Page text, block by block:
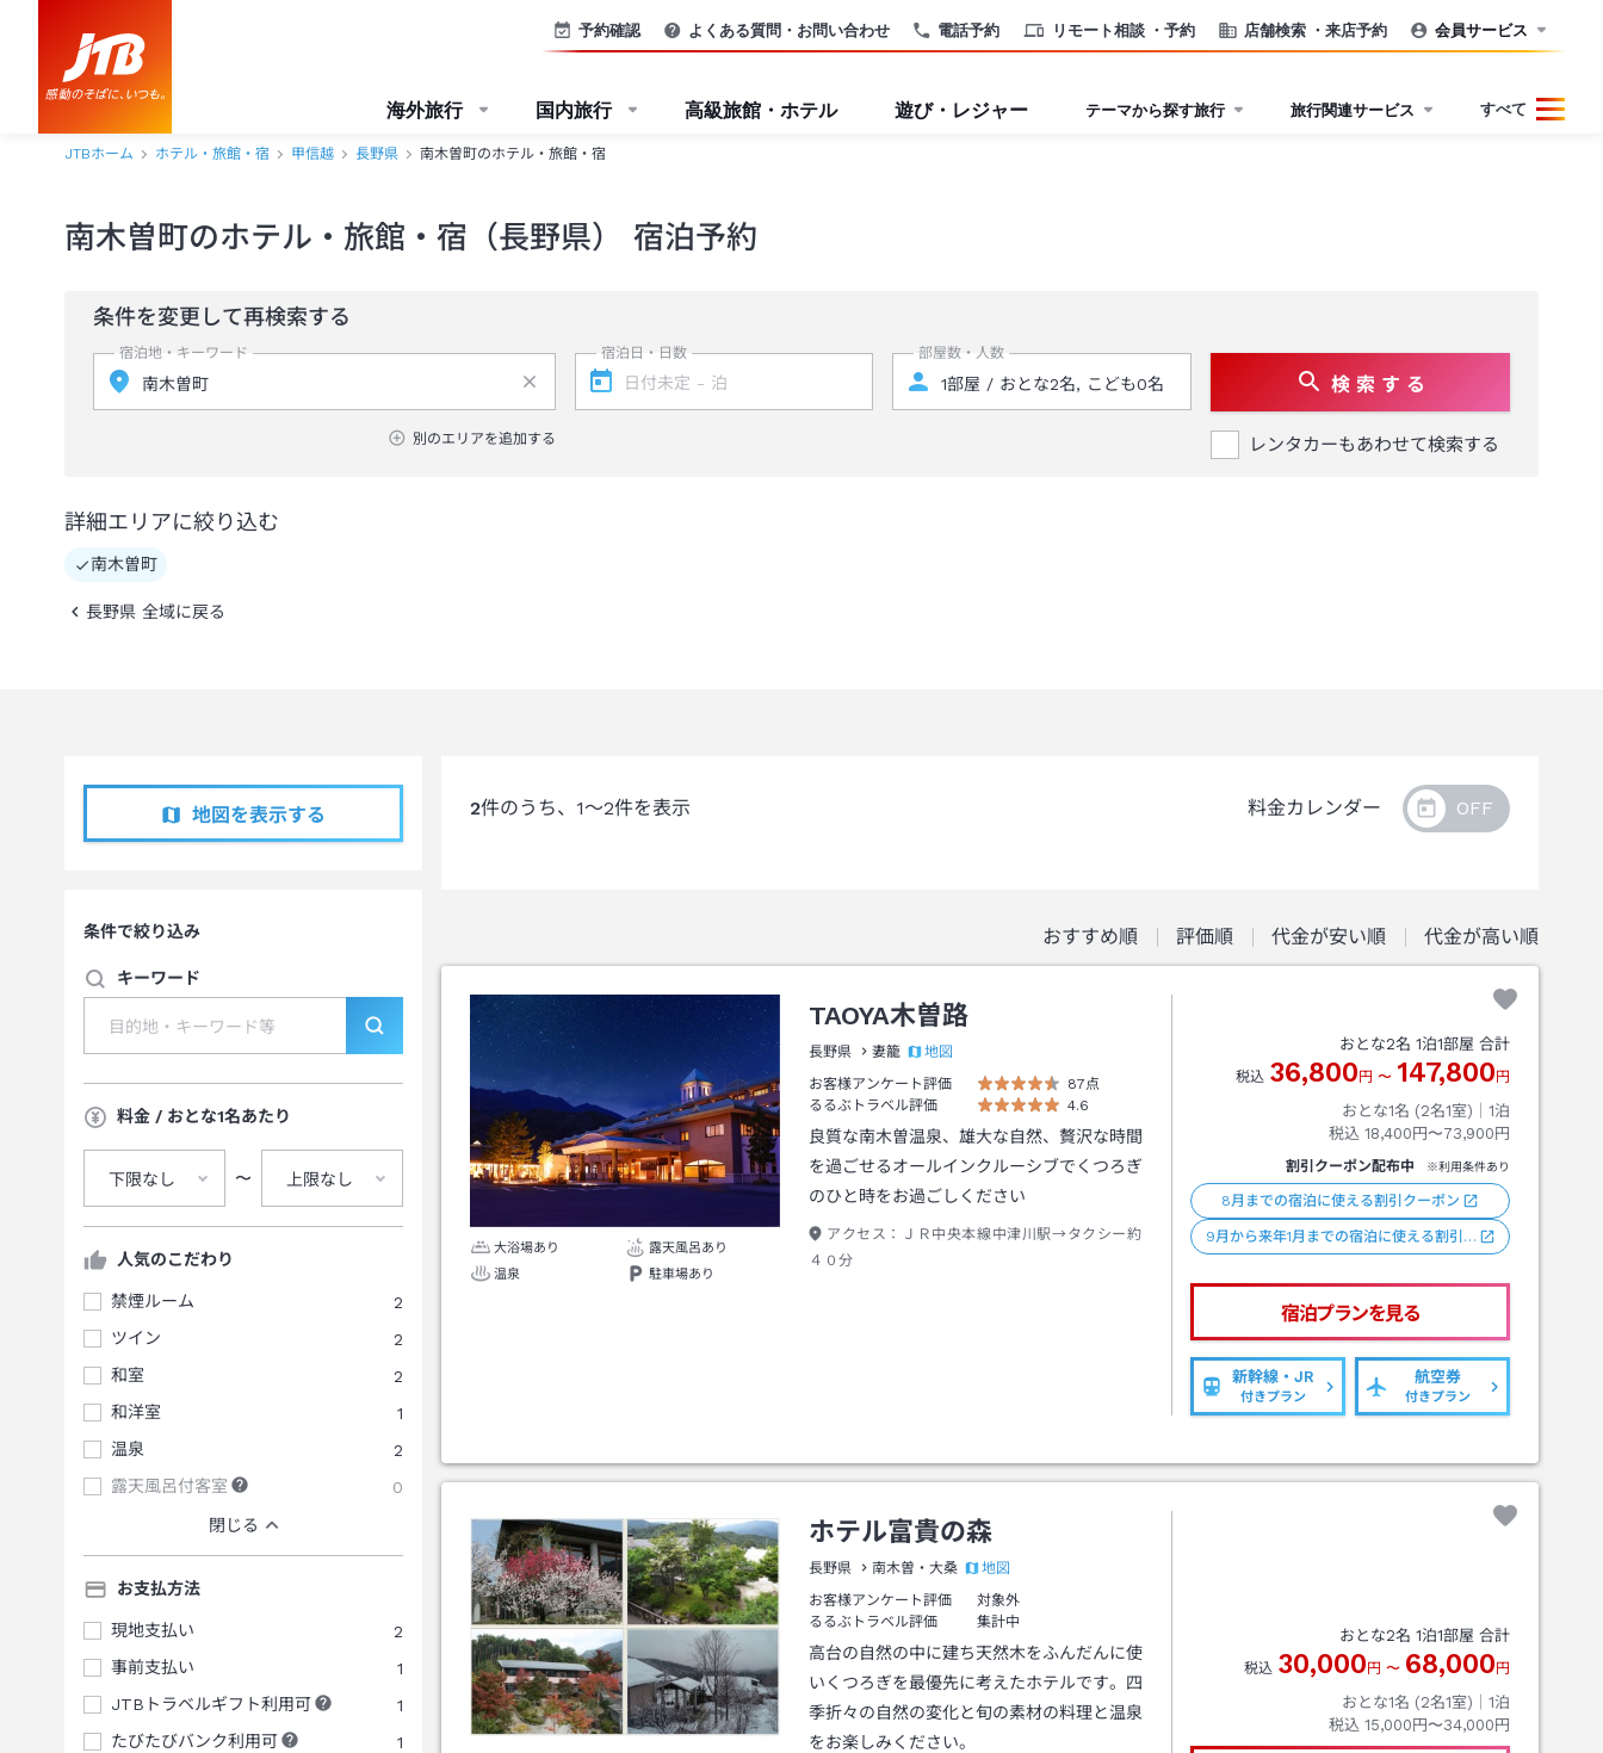
電話予約 リモート相談 ・予約 店舗検索 ・来店予約
予約確認 よくある質問・お問い合わせ 会員サービス
海外旅行 国内旅行 高級旅館・ホテル 遊び・レジャー テーマから探す旅行 旅行関連サービス すべて
JTBホーム ホテル・旅館・宿 甲信越 長野県 南木曽町のホテル・旅館・宿
南木曽町のホテル・旅館・宿（長野県） 宿泊予約
条件を変更して再検索する
宿泊地・キーワード
別のエリアを追加する
宿泊日・日数 部屋数・人数
検 索 す る
レンタカーもあわせて検索する
詳細エリアに絞り込む
南木曽町
長野県 全域に戻る
地図を表示する
条件で絞り込み
キーワード
料金 / おとな1名あたり
下限なし 〜 上限なし
人気のこだわり
禁煙ルーム
2
ツイン
2
和室
2
和洋室
1
温泉
2
露天風呂付客室
0
閉じる
お支払方法
現地支払い
2
事前支払い
1
JTBトラベルギフト利用可
1
たびたびバンク利用可
1
2件のうち、 1～2件を表示 料金カレンダー
おすすめ順 評価順 代金が安い順 代金が高い順
大浴場あり
露天風呂あり
温泉
駐車場あり
TAOYA木曽路
長野県 妻籠
地図
お客様アンケート評価
87点
るるぶトラベル評価
4.6
良質な南木曽温泉、雄大な自然、贅沢な時間
を過ごせるオールインクルーシブでくつろぎ
のひと時をお過ごしください
アクセス：
ＪＲ中央本線中津川駅→タクシー約
４０分
おとな2名 1泊1部屋 合計
税込 36,800 円 〜 147,800 円
おとな1名 (2名1室)｜ 1泊
税込 18,400円〜73,900円
割引クーポン配布中 ※利用条件あり
8月までの宿泊に使える割引クーポン
9月から来年1月までの宿泊に使える割引…
宿泊プランを見る
新幹線・JR
付きプラン
航空券
付きプラン
ホテル富貴の森
長野県 南木曽・大桑
地図
お客様アンケート評価
対象外
るるぶトラベル評価
集計中
高台の自然の中に建ち天然木をふんだんに使
いくつろぎを最優先に考えたホテルです。四
季折々の自然の変化と旬の素材の料理と温泉
をお楽しみください。
おとな2名 1泊1部屋 合計
税込 30,000 円 〜 68,000 円
おとな1名 (2名1室)｜ 1泊
税込 15,000円〜34,000円